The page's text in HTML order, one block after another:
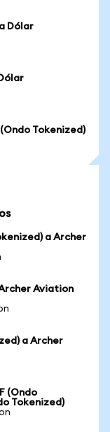
Dólar
Tokenized)
a Archer
Aviation
a Archer
(Ondo
Tokenized)